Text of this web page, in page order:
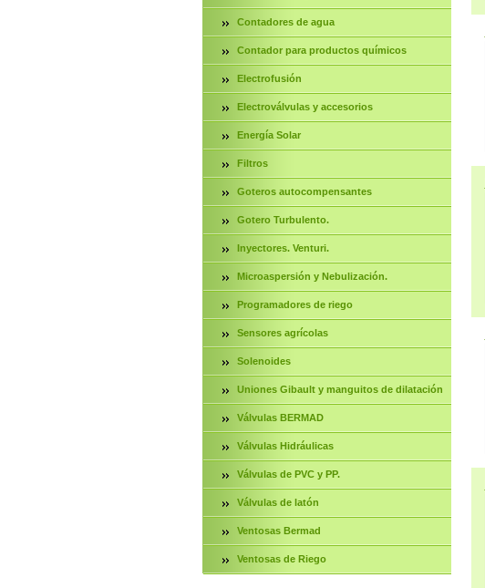
Contadores de agua
Contador para productos químicos
Electrofusión
Electroválvulas y accesorios
Energía Solar
Filtros
Goteros autocompensantes
Gotero Turbulento.
Inyectores. Venturi.
Microaspersión y Nebulización.
Programadores de riego
Sensores agrícolas
Solenoides
Uniones Gibault y manguitos de dilatación
Válvulas BERMAD
Válvulas Hidráulicas
Válvulas de PVC y PP.
Válvulas de latón
Ventosas Bermad
Ventosas de Riego